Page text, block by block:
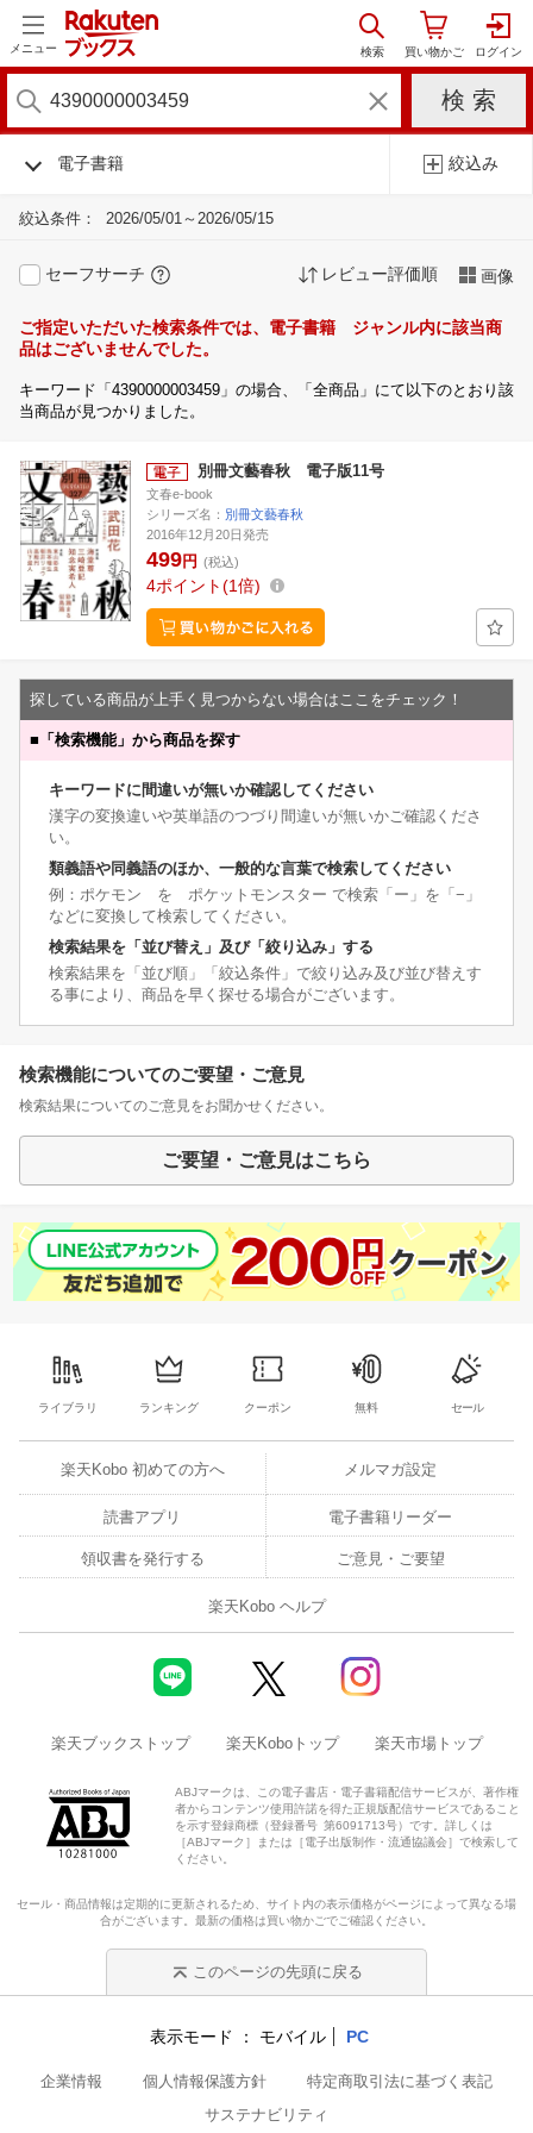
メニュー
電子書籍 絞込み
絞込条件： 2026/05/01～2026/05/15
セーフサーチ レビュー評価順 画像
ご指定いただいた検索条件では、電子書籍 ジャンル内に該当商
品はございませんでした。
キーワード「4390000003459」の場合、「全商品」にて以下のとおり該
当商品が見つかりました。
別冊文藝春秋 電子版11号
文春e-book
シリーズ名： 別冊文藝春秋
2016年12月20日発売
499円 (税込)
4ポイント 1倍
探している商品が上手く見つからない場合はここをチェック！
■ 「検索機能」から商品を探す
キーワードに間違いが無いか確認してください
漢字の変換違いや英単語のつづり間違いが無いかご確認くださ
い。
類義語や同義語のほか、一般的な言葉で検索してください
例：ポケモン を ポケットモンスター で検索「ー」を「−」
などに変換して検索してください。
検索結果を「並び替え」及び「絞り込み」する
検索結果を「並び順」「絞込条件」で絞り込み及び並び替えす
る事により、商品を早く探せる場合がございます。
検索機能についてのご要望・ご意見
検索結果についてのご意見をお聞かせください。
ご要望・ご意見はこちら
ライブラリ ランキング クーポン 無料 セール
楽天Kobo 初めての方へ メルマガ設定
読書アプリ 電子書籍リーダー
領収書を発行する ご意見・ご要望
楽天Kobo ヘルプ
楽天ブックストップ 楽天Koboトップ 楽天市場トップ
ABJマークは、この電子書店・電子書籍配信サービスが、著作権
者からコンテンツ使用許諾を得た正規版配信サービスであること
を示す登録商標（登録番号 第6091713号）です。詳しくは
［ABJマーク］または［電子出版制作・流通協議会］で検索して
ください。
セール・商品情報は定期的に更新されるため、サイト内の表示価格がページによって異なる場
合がございます。最新の価格は買い物かごでご確認ください。
このページの先頭に戻る
表示モード モバイル PC
企業情報 個人情報保護方針
特定商取引法に基づく表記
サステナビリティ